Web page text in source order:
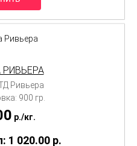
РИВЬЕРА
Ривьера
900 гр.
p./кг.
1 020.00 p.